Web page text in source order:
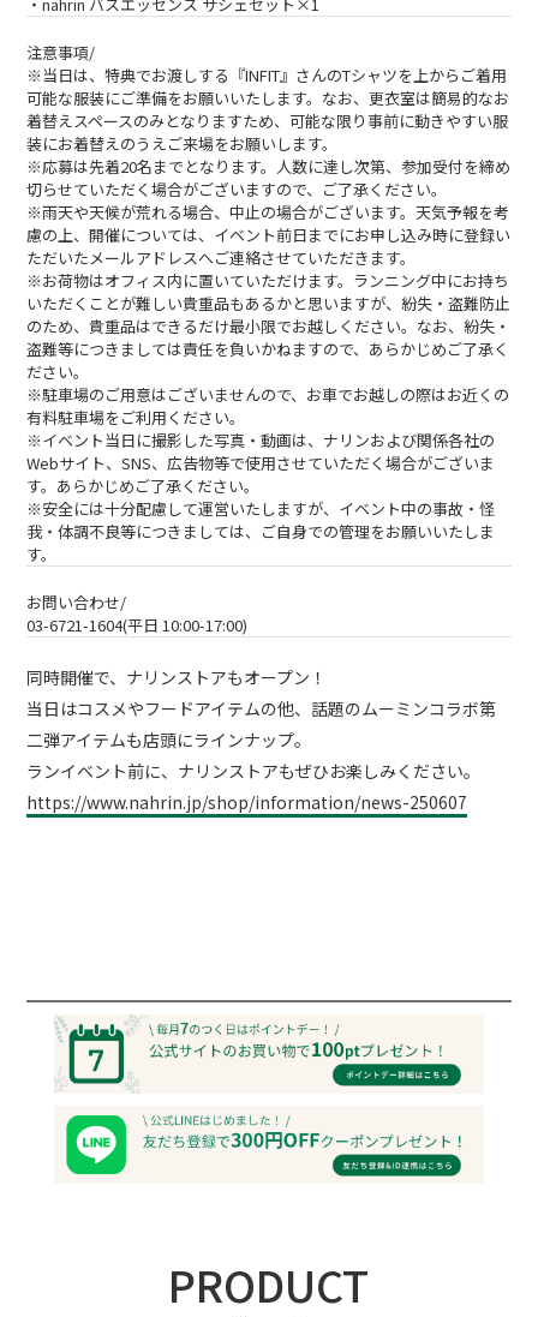
・nahrin バスエッセンス サシェセット×1
注意事項/
※当日は、特典でお渡しする『INFIT』さんのTシャツを上からご着用
可能な服装にご準備をお願いいたします。なお、更衣室は簡易的なお
着替えスペースのみとなりますため、可能な限り事前に動きやすい服
装にお着替えのうえご来場をお願いします。
※応募は先着20名までとなります。人数に達し次第、参加受付を締め
切らせていただく場合がございますので、ご了承ください。
※雨天や天候が荒れる場合、中止の場合がございます。天気予報を考
慮の上、開催については、イベント前日までにお申し込み時に登録い
ただいたメールアドレスへご連絡させていただきます。
※お荷物はオフィス内に置いていただけます。ランニング中にお持ち
いただくことが難しい貴重品もあるかと思いますが、紛失・盗難防止
のため、貴重品はできるだけ最小限でお越しください。なお、紛失・
盗難等につきましては責任を負いかねますので、あらかじめご了承く
ださい。
※駐車場のご用意はございませんので、お車でお越しの際はお近くの
有料駐車場をご利用ください。
※イベント当日に撮影した写真・動画は、ナリンおよび関係各社の
Webサイト、SNS、広告物等で使用させていただく場合がございま
す。あらかじめご了承ください。
※安全には十分配慮して運営いたしますが、イベント中の事故・怪
我・体調不良等につきましては、ご自身での管理をお願いいたしま
す。
お問い合わせ/
03-6721-1604(平日 10:00-17:00)
同時開催で、ナリンストアもオープン！
当日はコスメやフードアイテムの他、話題のムーミンコラボ第
二弾アイテムも店頭にラインナップ。
ランイベント前に、ナリンストアもぜひお楽しみください。
https://www.nahrin.jp/shop/information/news-250607
PRODUCT